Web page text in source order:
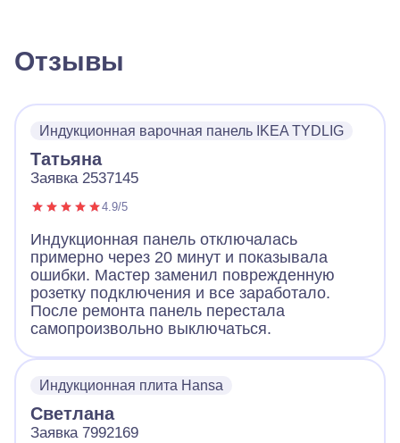
Отзывы
Индукционная варочная панель IKEA TYDLIG
Татьяна
Заявка 2537145
4.9/5
Индукционная панель отключалась
примерно через 20 минут и показывала
ошибки. Мастер заменил поврежденную
розетку подключения и все заработало.
После ремонта панель перестала
самопроизвольно выключаться.
Индукционная плита Hansa
Светлана
Заявка 7992169